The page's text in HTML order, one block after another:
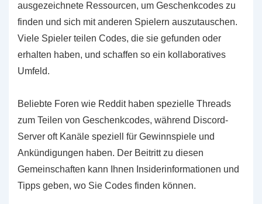
ausgezeichnete Ressourcen, um Geschenkcodes zu
finden und sich mit anderen Spielern auszutauschen.
Viele Spieler teilen Codes, die sie gefunden oder
erhalten haben, und schaffen so ein kollaboratives
Umfeld.
Beliebte Foren wie Reddit haben spezielle Threads
zum Teilen von Geschenkcodes, während Discord-
Server oft Kanäle speziell für Gewinnspiele und
Ankündigungen haben. Der Beitritt zu diesen
Gemeinschaften kann Ihnen Insiderinformationen und
Tipps geben, wo Sie Codes finden können.